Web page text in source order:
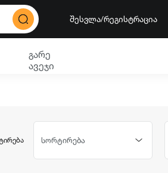
შესვლა/რეგისტრაცია
გარე
ავეჯი
სორტირება